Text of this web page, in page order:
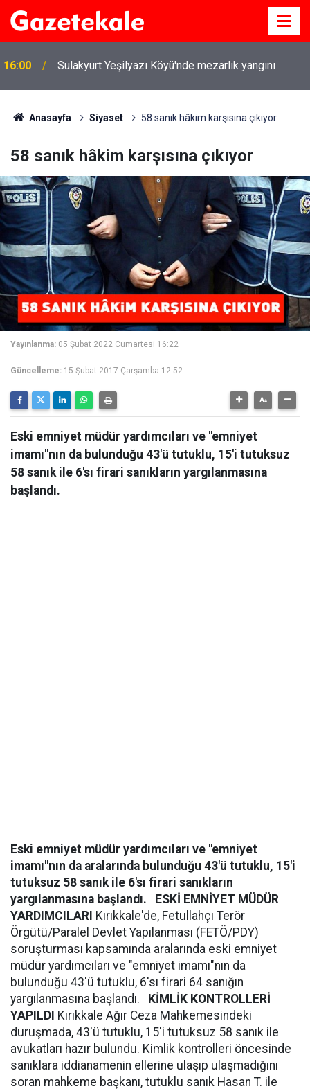
16:00 Sulakyurt Yeşilyazı Köyü'nde mezarlık yangını
Anasayfa Siyaset 58 sanık hâkim karşısına çıkıyor
58 sanık hâkim karşısına çıkıyor
Yayınlanma: 05 Şubat 2022 Cumartesi 16:22
Güncelleme: 15 Şubat 2017 Çarşamba 12:52
Eski emniyet müdür yardımcıları ve "emniyet
imamı"nın da bulunduğu 43'ü tutuklu, 15'i tutuksuz
58 sanık ile 6'sı firari sanıkların yargılanmasına
başlandı.
Eski emniyet müdür yardımcıları ve "emniyet
imamı"nın da aralarında bulunduğu 43'ü tutuklu, 15'i
tutuksuz 58 sanık ile 6'sı firari sanıkların
yargılanmasına başlandı.
ESKİ EMNİYET MÜDÜR
YARDIMCILARI Kırıkkale'de, Fetullahçı Terör
Örgütü/Paralel Devlet Yapılanması (FETÖ/PDY)
soruşturması kapsamında aralarında eski emniyet
müdür yardımcıları ve "emniyet imamı"nın da
bulunduğu 43'ü tutuklu, 6'sı firari 64 sanığın
yargılanmasına başlandı.
KİMLİK KONTROLLERİ
YAPILDI Kırıkkale Ağır Ceza Mahkemesindeki
duruşmada, 43'ü tutuklu, 15'i tutuksuz 58 sanık ile
avukatları hazır bulundu. Kimlik kontrolleri öncesinde
sanıklara iddianamenin ellerine ulaşıp ulaşmadığını
soran mahkeme başkanı, tutuklu sanık Hasan T. ile